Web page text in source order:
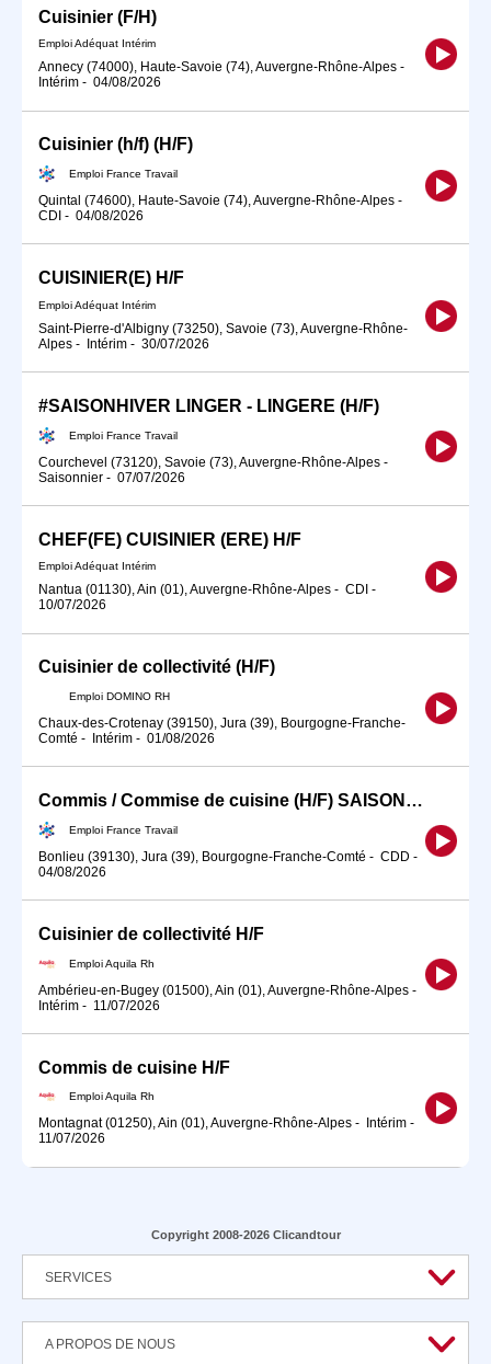
Cuisinier (F/H)
Emploi Adéquat Intérim
Annecy (74000), Haute-Savoie (74), Auvergne-Rhône-Alpes -
Intérim - 04/08/2026
Cuisinier (h/f) (H/F)
Emploi France Travail
Quintal (74600), Haute-Savoie (74), Auvergne-Rhône-Alpes -
CDI - 04/08/2026
CUISINIER(E) H/F
Emploi Adéquat Intérim
Saint-Pierre-d'Albigny (73250), Savoie (73), Auvergne-Rhône-
Alpes - Intérim - 30/07/2026
#SAISONHIVER LINGER - LINGERE (H/F)
Emploi France Travail
Courchevel (73120), Savoie (73), Auvergne-Rhône-Alpes -
Saisonnier - 07/07/2026
CHEF(FE) CUISINIER (ERE) H/F
Emploi Adéquat Intérim
Nantua (01130), Ain (01), Auvergne-Rhône-Alpes - CDI -
10/07/2026
Cuisinier de collectivité (H/F)
Emploi DOMINO RH
Chaux-des-Crotenay (39150), Jura (39), Bourgogne-Franche-
Comté - Intérim - 01/08/2026
Commis / Commise de cuisine (H/F) SAISON39 (H/F)
Emploi France Travail
Bonlieu (39130), Jura (39), Bourgogne-Franche-Comté - CDD -
04/08/2026
Cuisinier de collectivité H/F
Emploi Aquila Rh
Ambérieu-en-Bugey (01500), Ain (01), Auvergne-Rhône-Alpes -
Intérim - 11/07/2026
Commis de cuisine H/F
Emploi Aquila Rh
Montagnat (01250), Ain (01), Auvergne-Rhône-Alpes - Intérim -
11/07/2026
Copyright 2008-2026 Clicandtour
SERVICES
A PROPOS DE NOUS